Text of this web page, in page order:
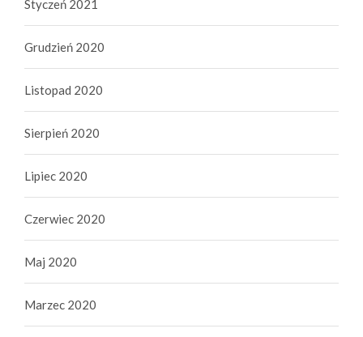
Styczeń 2021
Grudzień 2020
Listopad 2020
Sierpień 2020
Lipiec 2020
Czerwiec 2020
Maj 2020
Marzec 2020